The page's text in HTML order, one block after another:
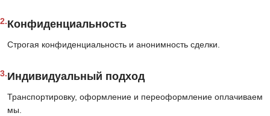
2.Конфиденциальность
Строгая конфиденциальность и анонимность сделки.
3.Индивидуальный подход
Транспортировку, оформление и переоформление оплачиваем
мы.